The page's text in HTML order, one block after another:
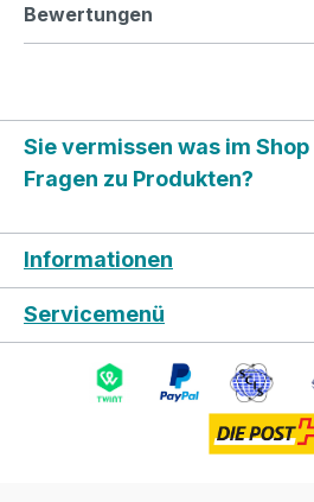
Bewertungen
Sie vermissen was im
Fragen zu Produkten?
Informationen
Servicemenü